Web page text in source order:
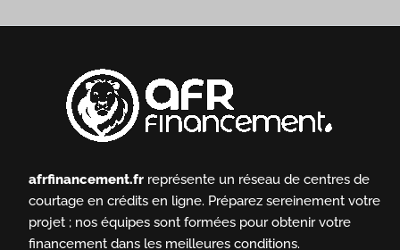
afrfinancement.fr représente un réseau de centres de
courtage en crédits en ligne. Préparez sereinement votre
projet ; nos équipes sont formées pour obtenir votre
financement dans les meilleures conditions.